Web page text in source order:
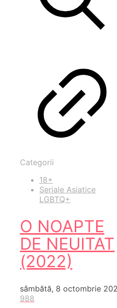
Categorii
18+
Seriale Asiatice
LGBTQ+
O NOAPTE
DE NEUITAT
(2022)
sâmbătă, 8 octombrie
988